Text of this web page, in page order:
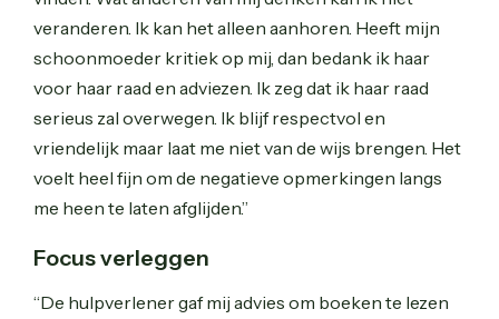
veranderen. Ik kan het alleen aanhoren. Heeft mijn
schoonmoeder kritiek op mij, dan bedank ik haar
voor haar raad en adviezen. Ik zeg dat ik haar raad
serieus zal overwegen. Ik blijf respectvol en
vriendelijk maar laat me niet van de wijs brengen. Het
voelt heel fijn om de negatieve opmerkingen langs
me heen te laten afglijden.”
Focus verleggen
“De hulpverlener gaf mij advies om boeken te lezen